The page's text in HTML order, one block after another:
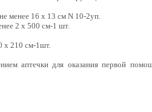
менее 16 x 13 см N 10-2уп.
2 x 500 см-1 шт.
х 210 см-1шт.
аптечки для оказания первой